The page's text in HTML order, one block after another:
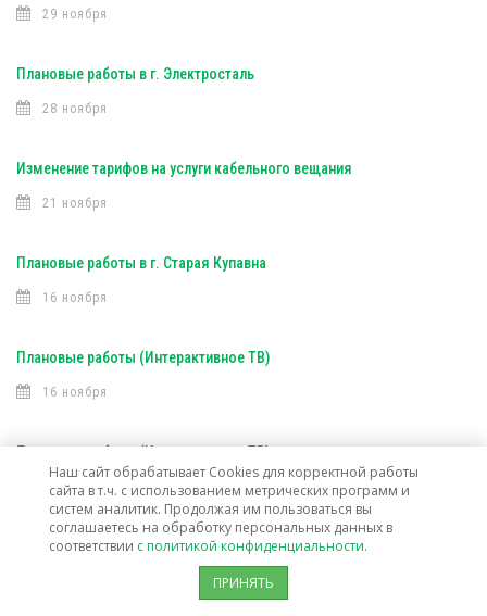
29 ноября
Плановые работы в г. Электросталь
28 ноября
Изменение тарифов на услуги кабельного вещания
21 ноября
Плановые работы в г. Старая Купавна
16 ноября
Плановые работы (Интерактивное ТВ)
16 ноября
Плановые работы (Интерактивное ТВ)
7 ноября
Открыта техническая возможность подключения услуг связи в г. о.
Наш сайт обрабатывает Cookies для корректной работы
сайта в т.ч. с использованием метрических программ и
систем аналитик. Продолжая им пользоваться вы
соглашаетесь на обработку персональных данных в
соответствии с политикой конфиденциальности.
ПРИНЯТЬ